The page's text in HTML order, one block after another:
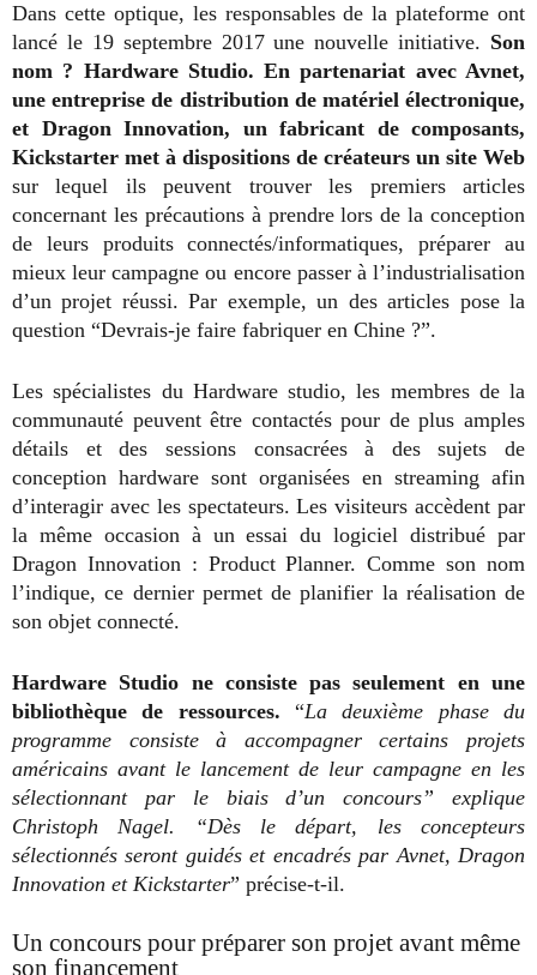
Dans cette optique, les responsables de la plateforme ont
lancé le 19 septembre 2017 une nouvelle initiative. Son
nom ? Hardware Studio. En partenariat avec Avnet,
une entreprise de distribution de matériel électronique,
et Dragon Innovation, un fabricant de composants,
Kickstarter met à dispositions de créateurs un site Web
sur lequel ils peuvent trouver les premiers articles
concernant les précautions à prendre lors de la conception
de leurs produits connectés/informatiques, préparer au
mieux leur campagne ou encore passer à l’industrialisation
d’un projet réussi. Par exemple, un des articles pose la
question “Devrais-je faire fabriquer en Chine ?”.
Les spécialistes du Hardware studio, les membres de la
communauté peuvent être contactés pour de plus amples
détails et des sessions consacrées à des sujets de
conception hardware sont organisées en streaming afin
d’interagir avec les spectateurs. Les visiteurs accèdent par
la même occasion à un essai du logiciel distribué par
Dragon Innovation : Product Planner. Comme son nom
l’indique, ce dernier permet de planifier la réalisation de
son objet connecté.
Hardware Studio ne consiste pas seulement en une
bibliothèque de ressources. “La deuxième phase du
programme consiste à accompagner certains projets
américains avant le lancement de leur campagne en les
sélectionnant par le biais d’un concours” explique
Christoph Nagel. “Dès le départ, les concepteurs
sélectionnés seront guidés et encadrés par Avnet, Dragon
Innovation et Kickstarter” précise-t-il.
Un concours pour préparer son projet avant même
son financement